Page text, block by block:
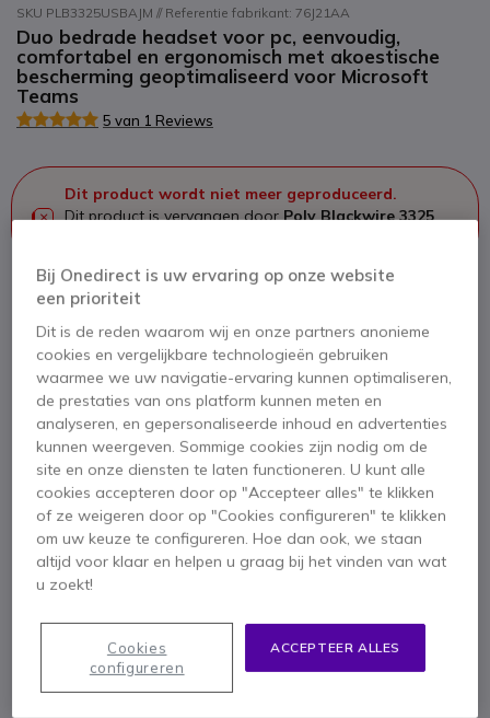
SKU PLB3325USBAJM // Referentie fabrikant: 76J21AA
Duo bedrade headset voor pc, eenvoudig,
comfortabel en ergonomisch met akoestische
bescherming geoptimaliseerd voor Microsoft
Teams
5 van 1 Reviews
Dit product wordt niet meer geproduceerd.
Dit product is vervangen doorPoly Blackwire 3325
Poly Blackwire 3325 USB-C MS +
Jack 3,5 mm + Adapter USB-C/A
58,25 €
47,95 € ex. BTW
Bekijk opvolger
Productbeschrijving
Bij Onedirect is uw ervaring op onze website
een prioriteit
Dit is de reden waarom wij en onze partners anonieme
cookies en vergelijkbare technologieën gebruiken
waarmee we uw navigatie-ervaring kunnen optimaliseren,
de prestaties van ons platform kunnen meten en
analyseren, en gepersonaliseerde inhoud en advertenties
kunnen weergeven. Sommige cookies zijn nodig om de
site en onze diensten te laten functioneren. U kunt alle
cookies accepteren door op "Accepteer alles" te klikken
of ze weigeren door op "Cookies configureren" te klikken
om uw keuze te configureren. Hoe dan ook, we staan
altijd voor klaar en helpen u graag bij het vinden van wat
u zoekt!
ACCEPTEER ALLES
Cookies
configureren